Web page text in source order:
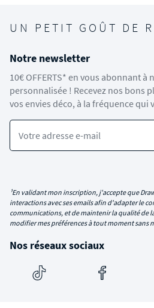
UN PETIT GOÛT DE
Notre newsletter
10€ OFFERTS* en vous abonnant
personnalisée ! Recevez nos bons
vos envies déco, à la fréquence qui
Votre adresse e-mail
¹En validant mon inscription, j'accepte que
interactions avec ses emails afin d'adapter le
communications, et de maintenir la qualité de
modifier mes préférences à tout moment sans
Nos réseaux sociaux